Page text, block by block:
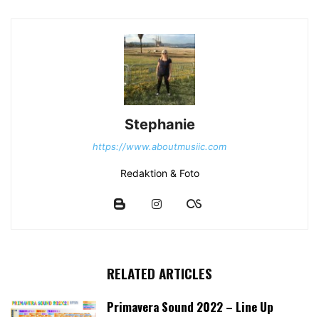
Stephanie
https://www.aboutmusiic.com
Redaktion & Foto
RELATED ARTICLES
Primavera Sound 2022 – Line Up